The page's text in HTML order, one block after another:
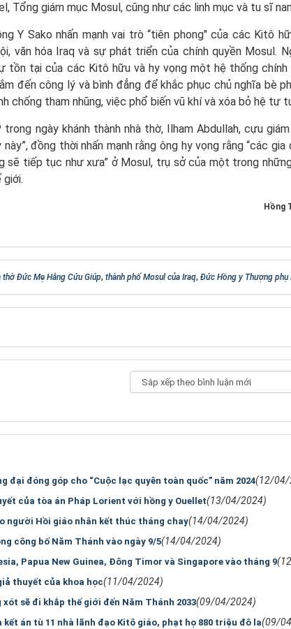
Tổng giám mục Mosul, cũng như các linh mục và tu sĩ
Y Sako nhấn mạnh vai trò “tiên phong" của các Kitô
văn hóa Iraq và sự phát triển của chính quyền Mosul.
tồn tại của các Kitô hữu và hy vọng một hệ thống
đến công lý và bình đẳng để khắc phục chủ nghĩa bè
chống tham nhũng, việc phổ biến vũ khí và xóa bỏ hệ tư
trong ngày khánh thành nhà thờ, Ilham Abdullah, cựu
đồng thời nhấn mạnh rằng ông hy vọng rằng “các
sẽ tiếp tục như xưa” ở Mosul, trụ sở của một trong
giới.
Hồng
thờ Đức Mẹ Hằng Cứu Giúp, thành phố Mosul của Iraq, Đức Hồng y Thượng phụ
đại đóng góp cho “Cuộc lạc quyên toàn quốc” năm 2024(12/04/
của tòa án Pháp Lorient với hồng y Ouellet(13/04/2024)
người Hồi giáo nhân kết thúc tháng chay(14/04/2024)
công bố Năm Thánh vào ngày 9/5(14/04/2024)
Papua New Guinea, Đông Timor và Singapore vào tháng 9
thuyết của khoa học(11/04/2024)
sẽ đi khắp thế giới đến Năm Thánh 2033(09/04/2024)
án tù 11 nhà lãnh đạo Kitô giáo, phạt họ 880 triệu đô la(09/